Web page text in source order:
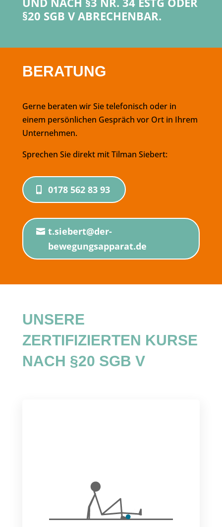
§20 SGB V ABRECHENBAR.
BERATUNG
Gerne beraten wir Sie telefonisch oder in
einem persönlichen Gespräch vor Ort in Ihrem
Unternehmen.
Sprechen Sie direkt mit Tilman Siebert:
0178 562 83 93
t.siebert@der-
bewegungsapparat.de
UNSERE
ZERTIFIZIERTEN KURSE
NACH §20 SGB V